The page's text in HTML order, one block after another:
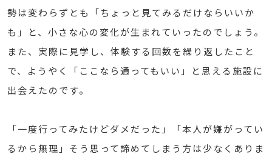
勢は変わらずとも「ちょっと見てみるだけならいいか
も」と、小さな心の変化が生まれていったのでしょう。
また、実際に見学し、体験する回数を繰り返したこと
で、ようやく「ここなら通ってもいい」と思える施設に
出会えたのです。
「一度行ってみたけどダメだった」「本人が嫌がってい
るから無理」そう思って諦めてしまう方は少なくありま